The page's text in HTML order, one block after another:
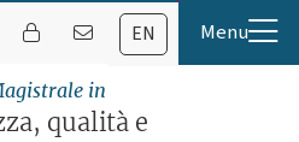
EN
in
qualità e